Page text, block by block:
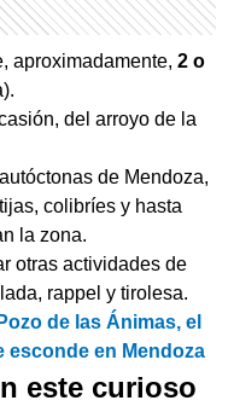
aproximadamente, 2 o
del arroyo de la
de Mendoza,
colibríes y hasta
la zona.
otras actividades de
rappel y tirolesa.
Pozo de las Ánimas, el
esconde en Mendoza
este curioso